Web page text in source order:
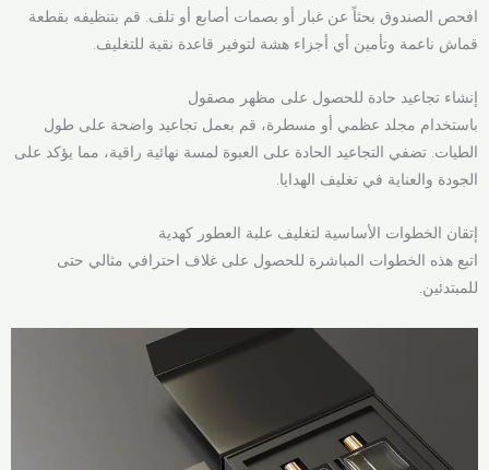
افحص الصندوق بحثاً عن غبار أو بصمات أصابع أو تلف. قم بتنظيفه بقطعة
قماش ناعمة وتأمين أي أجزاء هشة لتوفير قاعدة نقية للتغليف.
إنشاء تجاعيد حادة للحصول على مظهر مصقول
باستخدام مجلد عظمي أو مسطرة، قم بعمل تجاعيد واضحة على طول
الطيات. تضفي التجاعيد الحادة على العبوة لمسة نهائية راقية، مما يؤكد على
الجودة والعناية في تغليف الهدايا.
إتقان الخطوات الأساسية لتغليف علبة العطور كهدية
اتبع هذه الخطوات المباشرة للحصول على غلاف احترافي مثالي حتى
للمبتدئين.